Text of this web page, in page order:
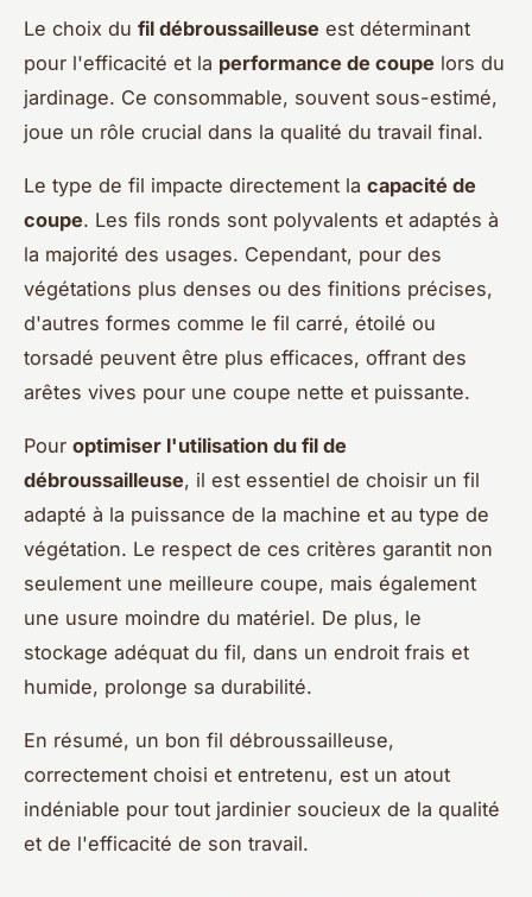
Le choix du fil débroussailleuse est déterminant
pour l'efficacité et la performance de coupe lors du
jardinage. Ce consommable, souvent sous-estimé,
joue un rôle crucial dans la qualité du travail final.
Le type de fil impacte directement la capacité de
coupe. Les fils ronds sont polyvalents et adaptés à
la majorité des usages. Cependant, pour des
végétations plus denses ou des finitions précises,
d'autres formes comme le fil carré, étoilé ou
torsadé peuvent être plus efficaces, offrant des
arêtes vives pour une coupe nette et puissante.
Pour optimiser l'utilisation du fil de
débroussailleuse, il est essentiel de choisir un fil
adapté à la puissance de la machine et au type de
végétation. Le respect de ces critères garantit non
seulement une meilleure coupe, mais également
une usure moindre du matériel. De plus, le
stockage adéquat du fil, dans un endroit frais et
humide, prolonge sa durabilité.
En résumé, un bon fil débroussailleuse,
correctement choisi et entretenu, est un atout
indéniable pour tout jardinier soucieux de la qualité
et de l'efficacité de son travail.